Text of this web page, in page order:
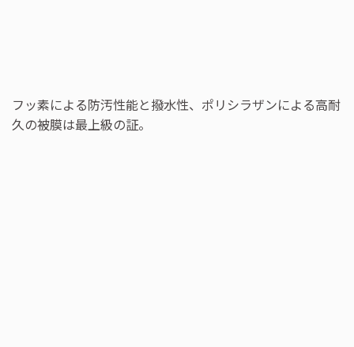
フッ素による防汚性能と撥水性、ポリシラザンによる高耐
久の被膜は最上級の証。